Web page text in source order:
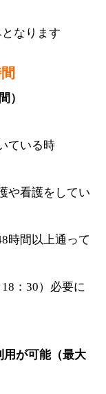
なります
）
ている時
や看護をしてい
時間以上通って
：30）必要に
が可能（最大